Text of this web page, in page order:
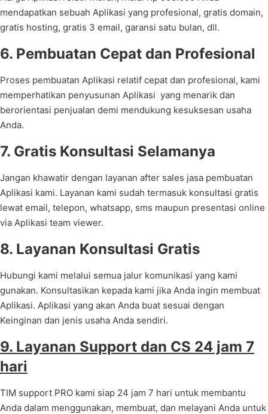
mendapatkan sebuah Aplikasi yang profesional, gratis domain,
gratis hosting, gratis 3 email, garansi satu bulan, dll.
6. Pembuatan Cepat dan Profesional
Proses pembuatan Aplikasi relatif cepat dan profesional, kami
memperhatikan penyusunan Aplikasi yang menarik dan
berorientasi penjualan demi mendukung kesuksesan usaha
Anda.
7. Gratis Konsultasi Selamanya
Jangan khawatir dengan layanan after sales jasa pembuatan
Aplikasi kami. Layanan kami sudah termasuk konsultasi gratis
lewat email, telepon, whatsapp, sms maupun presentasi online
via Aplikasi team viewer.
8. Layanan Konsultasi Gratis
Hubungi kami melalui semua jalur komunikasi yang kami
gunakan. Konsultasikan kepada kami jika Anda ingin membuat
Aplikasi. Aplikasi yang akan Anda buat sesuai dengan
Keinginan dan jenis usaha Anda sendiri.
9. Layanan Support dan CS 24 jam 7
hari
TIM support PRO kami siap 24 jam 7 hari untuk membantu
Anda dalam menggunakan, membuat, dan melayani Anda untuk